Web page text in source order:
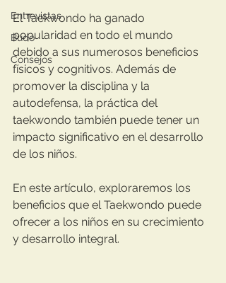
Entrevistas
Budo
Consejos
El Taekwondo ha ganado
popularidad en todo el mundo
debido a sus numerosos beneficios
físicos y cognitivos. Además de
promover la disciplina y la
autodefensa, la práctica del
taekwondo también puede tener un
impacto significativo en el desarrollo
de los niños.
En este artículo, exploraremos los
beneficios que el Taekwondo puede
ofrecer a los niños en su crecimiento
y desarrollo integral.